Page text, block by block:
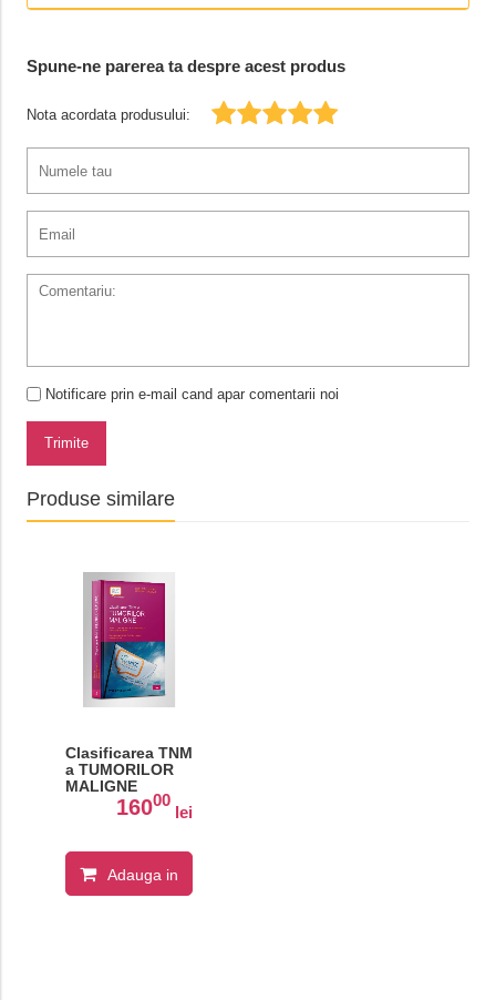
Spune-ne parerea ta despre acest produs
Nota acordata produsului:
Notificare prin e-mail cand apar comentarii noi
Trimite
Produse similare
Clasificarea TNM
a TUMORILOR
MALIGNE
16000
lei
Adauga in